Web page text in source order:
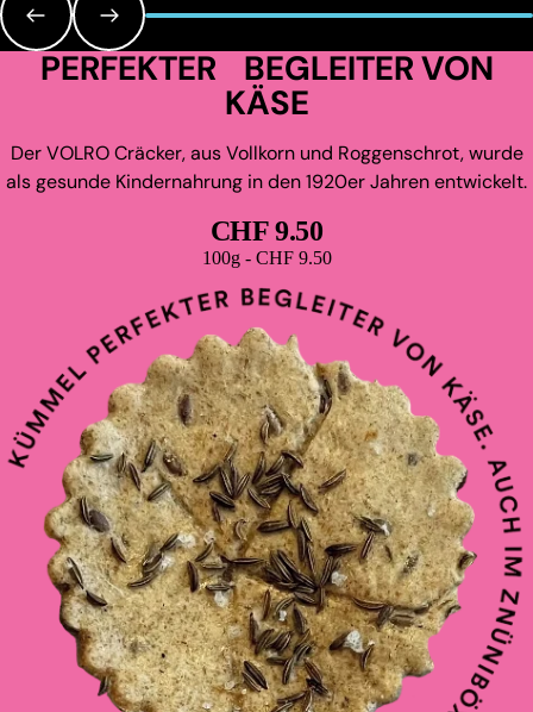
PERFEKTER BEGLEITER VON
KÄSE
Der VOLRO Cräcker, aus Vollkorn und Roggenschrot, wurde
als gesunde Kindernahrung in den 1920er Jahren entwickelt.
CHF 9.50
Grundpreis
100g - CHF 9.50